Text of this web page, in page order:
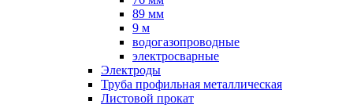
89 мм
9 м
водогазопроводные
электросварные
Электроды
Труба профильная металлическая
Листовой прокат